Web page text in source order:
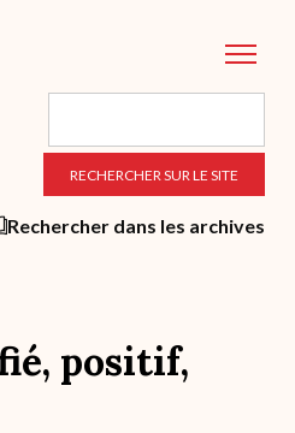
Rechercher dans les archives
positif,